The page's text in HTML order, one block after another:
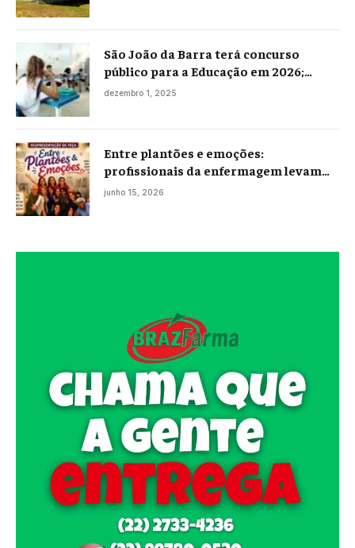
São João da Barra terá concurso
público para a Educação em 2026;
projeto já está na Câmara
dezembro 1, 2025
Entre plantões e emoções:
profissionais da enfermagem levam
histórias reais ao palco em Campos
junho 15, 2026